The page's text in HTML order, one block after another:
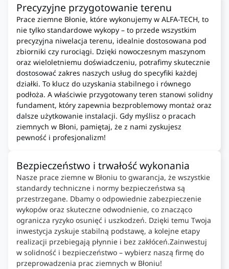
Precyzyjne przygotowanie terenu
Prace ziemne Błonie, które wykonujemy w ALFA-TECH, to
nie tylko standardowe wykopy – to przede wszystkim
precyzyjna niwelacja terenu, idealnie dostosowana pod
zbiorniki czy rurociągi. Dzięki nowoczesnym maszynom
oraz wieloletniemu doświadczeniu, potrafimy skutecznie
dostosować zakres naszych usług do specyfiki każdej
działki. To klucz do uzyskania stabilnego i równego
podłoża. A właściwie przygotowany teren stanowi solidny
fundament, który zapewnia bezproblemowy montaż oraz
dalsze użytkowanie instalacji. Gdy myślisz o pracach
ziemnych w Błoni, pamiętaj, że z nami zyskujesz
pewność i profesjonalizm!
Bezpieczeństwo i trwałość wykonania
Nasze prace ziemne w Błoniu to gwarancja, że wszystkie
standardy techniczne i normy bezpieczeństwa są
przestrzegane. Dbamy o odpowiednie zabezpieczenie
wykopów oraz skuteczne odwodnienie, co znacząco
ogranicza ryzyko osunięć i uszkodzeń. Dzięki temu Twoja
inwestycja zyskuje stabilną podstawę, a kolejne etapy
realizacji przebiegają płynnie i bez zakłóceń.Zainwestuj
w solidność i bezpieczeństwo – wybierz naszą firmę do
przeprowadzenia prac ziemnych w Błoniu!